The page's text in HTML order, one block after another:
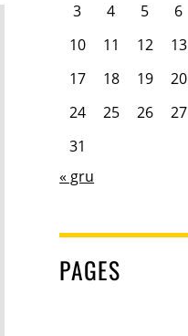
3
4 5 6
10
11 12 13
17
18 19 20
24
25 26 27
31
« gru
PAGES